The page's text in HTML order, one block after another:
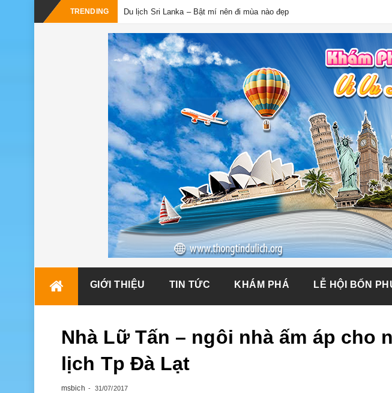
TRENDING
Du lịch Sri Lanka – Bật mí nên đi mùa nào đẹp
GIỚI THIỆU TIN TỨC KHÁM PHÁ LỄ HỘI BỐN
Nhà Lữ Tấn – ngôi nhà ấm áp cho
lịch Tp Đà Lạt
msbich 31/07/2017